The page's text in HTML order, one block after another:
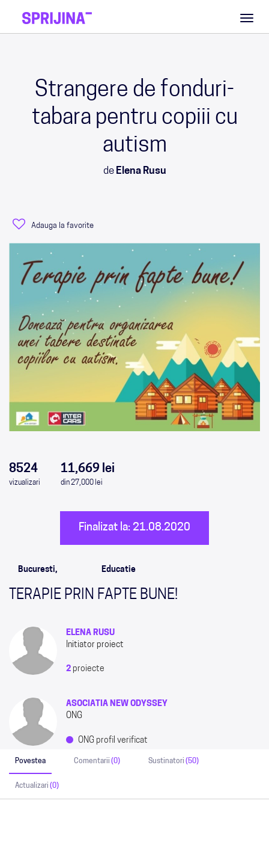
Strangere de fonduri-
tabara pentru copiii cu
autism
de Elena Rusu
Adauga la favorite
8524
vizualizari
11,669 lei
din 27,000 lei
Finalizat la: 21.08.2020
Bucuresti, Educatie
TERAPIE PRIN FAPTE BUNE!
ELENA RUSU
Initiator proiect
2 proiecte
ASOCIATIA NEW ODYSSEY
ONG
ONG profil verificat
Povestea Comentarii (0) Sustinatori (50)
Actualizari (0)